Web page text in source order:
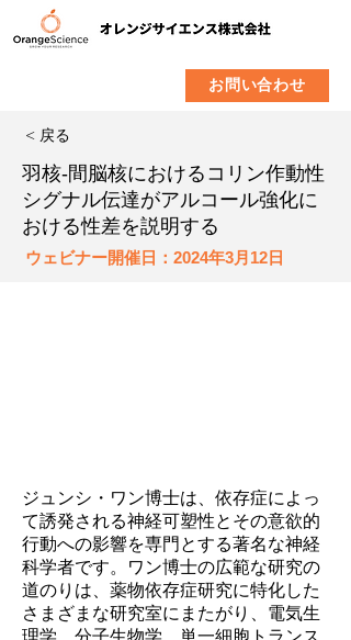
お問い合わせ
< 戻る
羽核-間脳核におけるコリン作動性
シグナル伝達がアルコール強化に
おける性差を説明する
ウェビナー開催日：2024年3月12日
ジュンシ・ワン博士は、依存症によっ
て誘発される神経可塑性とその意欲的
行動への影響を専門とする著名な神経
科学者です。ワン博士の広範な研究の
道のりは、薬物依存症研究に特化した
さまざまな研究室にまたがり、電気生
理学、分子生物学、単一細胞トランス